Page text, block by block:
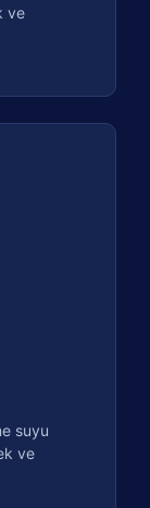
ve
suyu
ve